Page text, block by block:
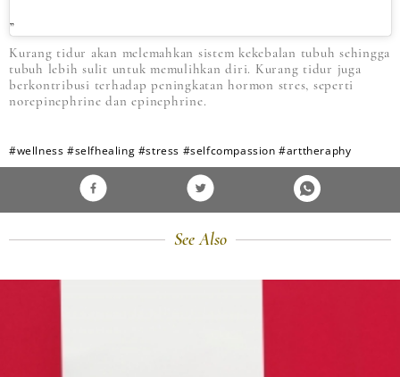
Kurang tidur akan melemahkan sistem kekebalan tubuh sehingga
tubuh lebih sulit untuk memulihkan diri. Kurang tidur juga
berkontribusi terhadap peningkatan hormon stres, seperti
norepinephrine dan epinephrine.
#wellness #selfhealing #stress #selfcompassion #arttheraphy
See Also